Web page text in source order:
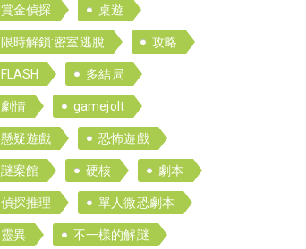
賞金偵探 桌遊
限時解鎖:密室逃脫 攻略
FLASH 多結局
劇情 gamejolt
懸疑遊戲 恐怖遊戲
謎案館 硬核 劇本
偵探推理 單人微恐劇本
靈異 不一樣的解謎